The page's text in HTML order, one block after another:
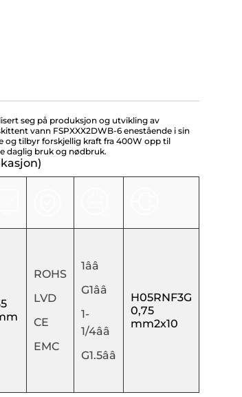
seg på produksjon og utvikling av
vann FSPXXX2DWB-6 enestående i sin
og tilbyr forskjellig kraft fra 400W opp til
daglig bruk og nødbruk.
ROHS
LVD
CE
EMC
1ââ
G1ââ
1-
1/4ââ
G1.5ââ
H05RNF3G
0,75
mm2x10